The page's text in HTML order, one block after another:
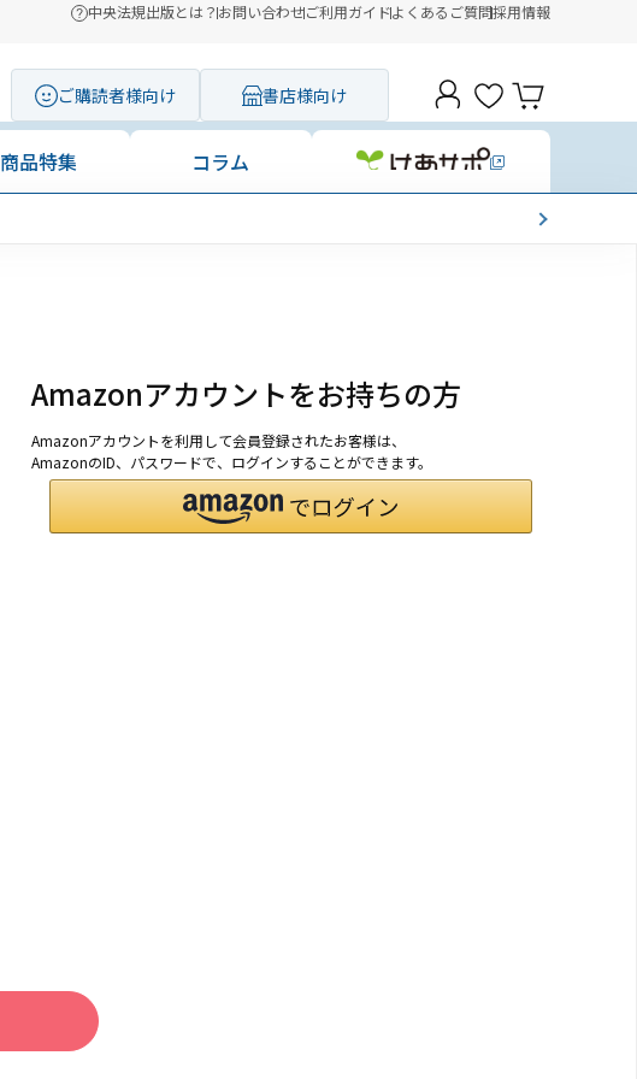
中央法規出版とは？お問い合わせご利用ガイドよくあるご質問採用情報
ご購読者様向け 書店様向け
商品特集 コラム
Amazonアカウントをお持ちの方
Amazonアカウントを利用して会員登録されたお客様は、
AmazonのID、パスワードで、ログインすることができます。